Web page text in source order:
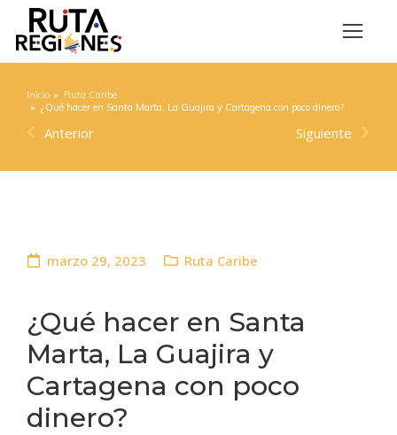
Estás aquí:
Inicio
Ruta Caribe
¿Qué hacer en Santa Marta, La Guajira y Cartagena con poco dinero?
Anterior Siguiente
marzo 29, 2023 Ruta Caribe
¿Qué hacer en Santa
Marta, La Guajira y
Cartagena con poco
dinero?